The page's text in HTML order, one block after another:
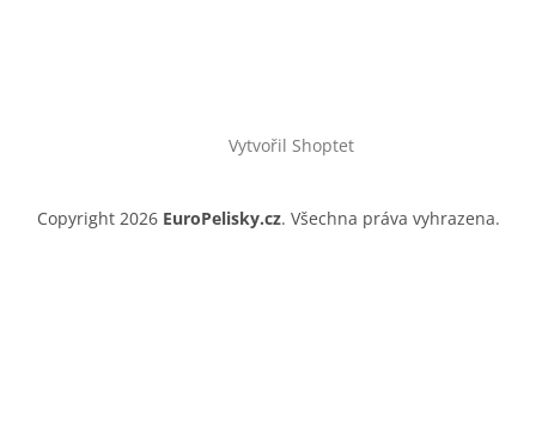
Vytvořil Shoptet
Copyright 2026 EuroPelisky.cz. Všechna práva vyhrazena.